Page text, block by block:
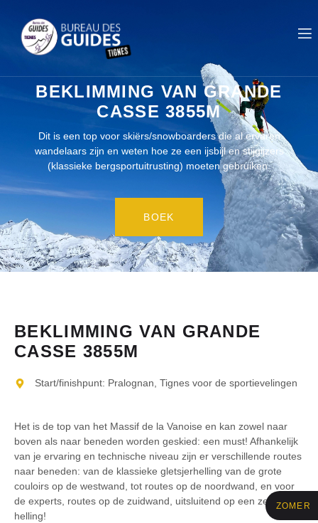
ZOMER
BEKLIMMING VAN GRANDE
CASSE 3855M
Dit is een top voor skiërs/snowboarders die al ervaren
wandelaars zijn en weten hoe ze een ijsbijl en stijgijzers
(klassieke bergsportuitrusting) moeten gebruiken.
BOEK
BEKLIMMING VAN GRANDE
CASSE 3855M
Start/finishpunt: Pralognan, Tignes voor de sportievelingen
Het is de top van het Massif de la Vanoise en kan zowel naar
boven als naar beneden worden geskied: een must! Afhankelijk
van je ervaring en technische niveau zijn er verschillende routes
naar beneden: van de klassieke gletsjerhelling van de grote
couloirs op de westwand, tot routes op de noordwand, en voor
de experts, routes op de zuidwand, uitsluitend op een zeer steile
helling!